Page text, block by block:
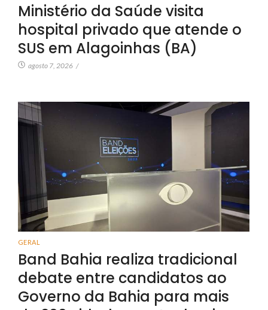
Ministério da Saúde visita
hospital privado que atende o
SUS em Alagoinhas (BA)
agosto 7, 2026 /
GERAL
Band Bahia realiza tradicional
debate entre candidatos ao
Governo da Bahia para mais